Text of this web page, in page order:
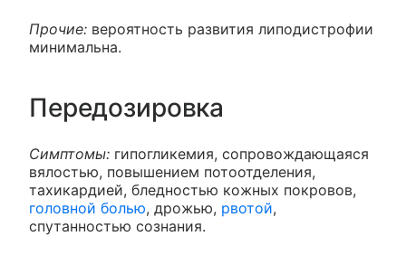
Прочие: вероятность развития липодистрофии
минимальна.
Передозировка
Симптомы: гипогликемия, сопровождающаяся
вялостью, повышением потоотделения,
тахикардией, бледностью кожных покровов,
головной болью, дрожью, рвотой,
спутанностью сознания.